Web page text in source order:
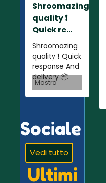
Shroomazing
quality ❗️
Quick re...
Shroomazing
quality ❗️ Quick
response And
delivery 📦
Mostra
Sociale
Vedi tutto
Ultimi